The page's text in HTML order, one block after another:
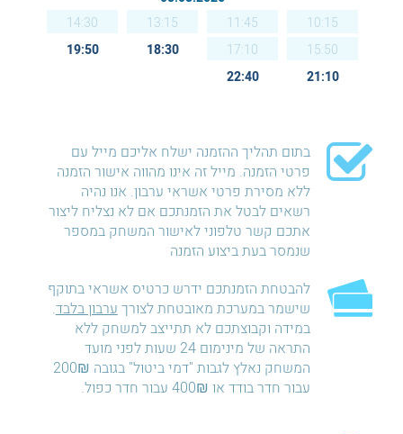
10:15
11:45
13:15
14:30
15:50
17:10
18:30
19:50
21:10
22:40
בתום תהליך ההזמנה ישלח אליכם מייל עם
פרטי הזמנה. מייל זה אינו מהווה אישור הזמנה
ללא מסירת פרטי אשראי ערבון. אנו נהיה
רשאים לבטל את הזמנתכם אם לא נצליח ליצור
אתכם קשר טלפוני לאישור המשחק במספר
שנמסר בעת ביצוע הזמנה
להבטחת הזמנתכם ידרש כרטיס אשראי בתוקף
שישמר במערכת מאובטחת לצורךערבון בלבד.
במידה וקבוצתכם לא תתייצב למשחק ללא
התראה של מינימום 24 שעות לפני מועד
המשחק נאלץ לגבות "דמי ביטול" בגובה 200₪
עבור חדר בודד או 400₪ עבור חדר כפול.